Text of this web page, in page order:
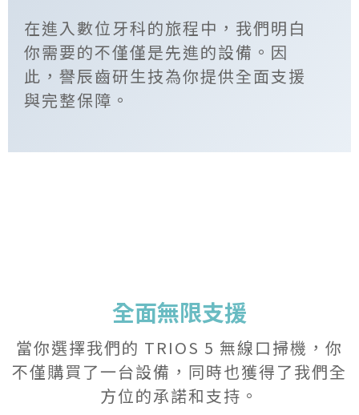
在進入數位牙科的旅程中， 我們明白
你需要的不僅僅是先進的設備。 因
此，譽辰齒研生技為你提供全面支援
與完整保障。
全面無限支援
當你選擇我們的 TRIOS 5 無線口掃機，你
不僅購買了一台設備， 同時也獲得了我們全
方位的承諾和支持。